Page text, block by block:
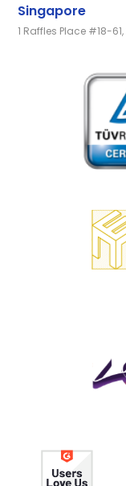
Singapore
1 Raffles Place #18-